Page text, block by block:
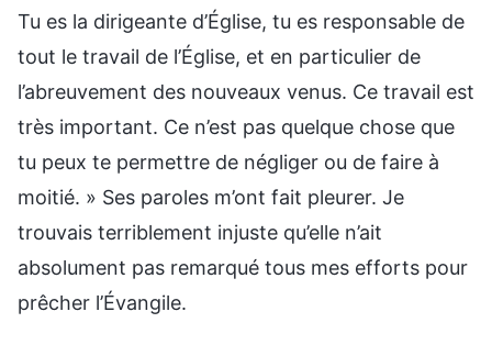
Tu es la dirigeante d’Église, tu es responsable de
tout le travail de l’Église, et en particulier de
l’abreuvement des nouveaux venus. Ce travail est
très important. Ce n’est pas quelque chose que
tu peux te permettre de négliger ou de faire à
moitié. » Ses paroles m’ont fait pleurer. Je
trouvais terriblement injuste qu’elle n’ait
absolument pas remarqué tous mes efforts pour
prêcher l’Évangile.